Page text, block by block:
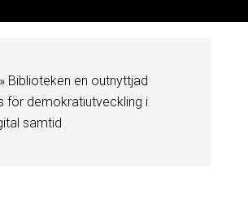
» Biblioteken en outnyttjad
för demokratiutveckling i
samtid